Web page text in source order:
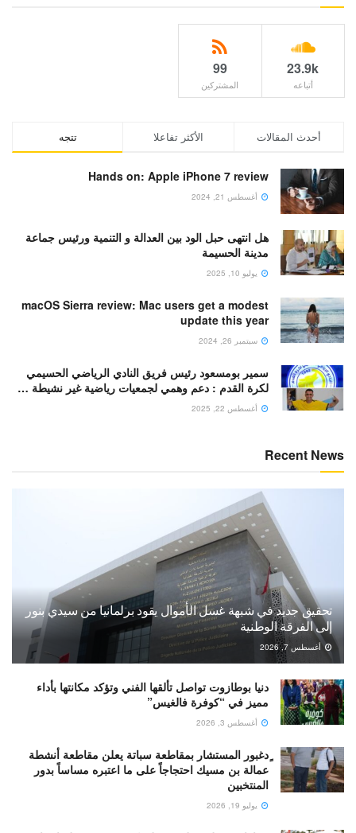
23.9k
أتباعه
99
المشتركين
تتجه الأكثر تفاعلا أحدث المقالات
Hands on: Apple iPhone 7 review
أغسطس 21, 2024
هل انتهى حبل الود بين العدالة و التنمية ورئيس جماعة
مدينة الحسيمة
يوليو 10, 2025
macOS Sierra review: Mac users get a modest
update this year
سبتمبر 26, 2024
سمير بومسعود رئيس فريق النادي الرياضي الحسيمي
لكرة القدم : دعم وهمي لجمعيات رياضية غير نشيطة …
أغسطس 22, 2025
Recent News
تحقيق جديد في شبهة غسل الأموال يقود برلمانيا من سيدي بنور
إلى الفرقة الوطنية
أغسطس 7, 2026
دنيا بوطازوت تواصل تألقها الفني وتؤكد مكانتها بأداء
مميز في “كوفرة فالغيس”
أغسطس 3, 2026
ٍدغبور المستشار بمقاطعة سباتة يعلن مقاطعة أنشطة
عمالة بن مسيك احتجاجاً على ما اعتبره مساساً بدور
المنتخبين
يوليو 19, 2026